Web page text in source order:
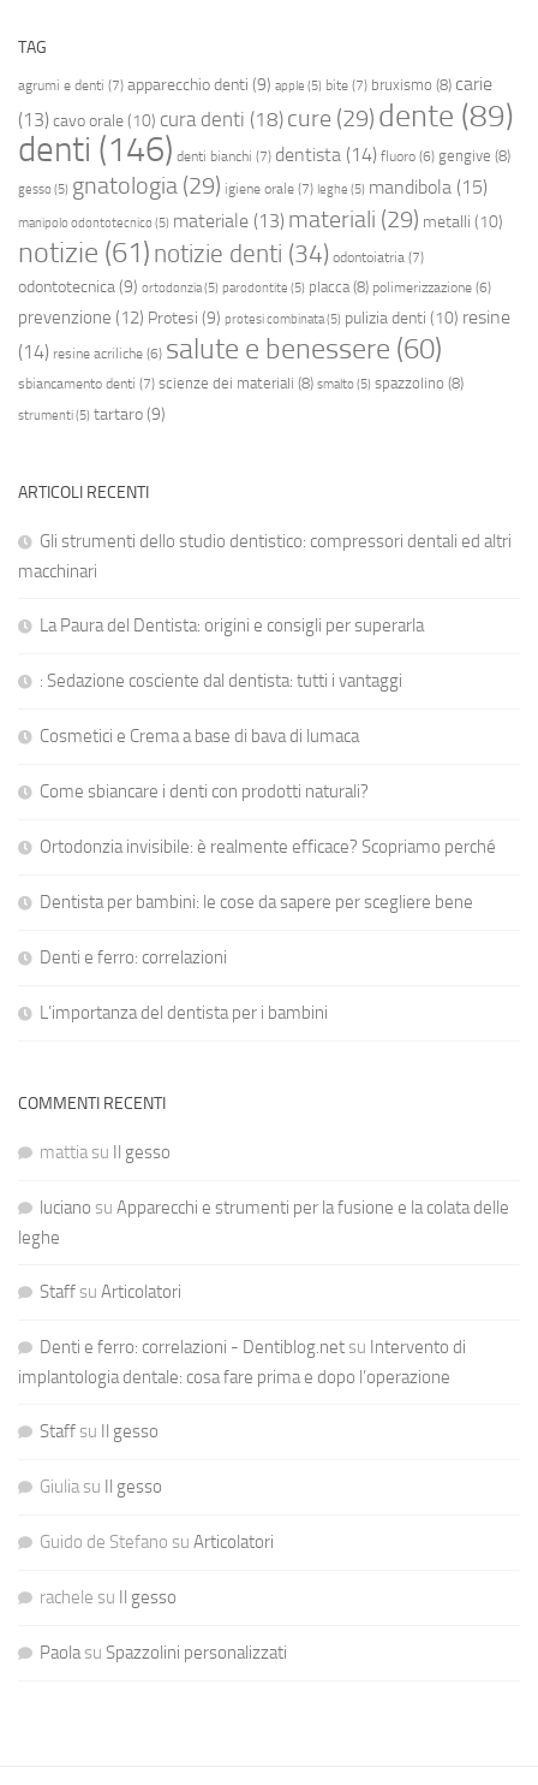
TAG
agrumi e denti (7) apparecchio denti (9) apple (5) bite (7) bruxismo (8) carie
(13) cavo orale(10) cura denti (18) cure (29) dente (89)
denti (146) denti bianchi (7) dentista (14) fluoro (6) gengive (8)
gesso(5) gnatologia (29) igiene orale (7) leghe (5) mandibola (15)
manipolo odontotecnico(5) materiale (13) materiali (29) metalli (10)
notizie (61) notizie denti (34) odontoiatria (7)
odontotecnica (9) ortodonzia(5) parodontite (5) placca(8) polimerizzazione (6)
prevenzione (12) Protesi (9) protesi combinata(5) pulizia denti (10) resine
(14) resine acriliche (6) salute e benessere (60)
sbiancamento denti (7) scienze dei materiali (8) smalto(5) spazzolino (8)
strumenti(5) tartaro(9)
ARTICOLI RECENTI
Gli strumenti dello studio dentistico: compressori dentali ed altri
macchinari
La Paura del Dentista: origini e consigli per superarla
: Sedazione cosciente dal dentista: tutti i vantaggi
Cosmetici e Crema a base di bava di lumaca
Come sbiancare i denti con prodotti naturali?
Ortodonzia invisibile: è realmente efficace? Scopriamo perché
Dentista per bambini: le cose da sapere per scegliere bene
Denti e ferro: correlazioni
L’importanza del dentista per i bambini
COMMENTI RECENTI
mattiasu Il gesso
luciano su Apparecchi e strumenti per la fusione e la colata delle
leghe
Staffsu Articolatori
Denti e ferro: correlazioni - Dentiblog.netsu Intervento di
implantologia dentale: cosa fare prima e dopo l’operazione
Staffsu Il gesso
Giuliasu Il gesso
Guido de Stefano su Articolatori
rachele su Il gesso
Paolasu Spazzolini personalizzati